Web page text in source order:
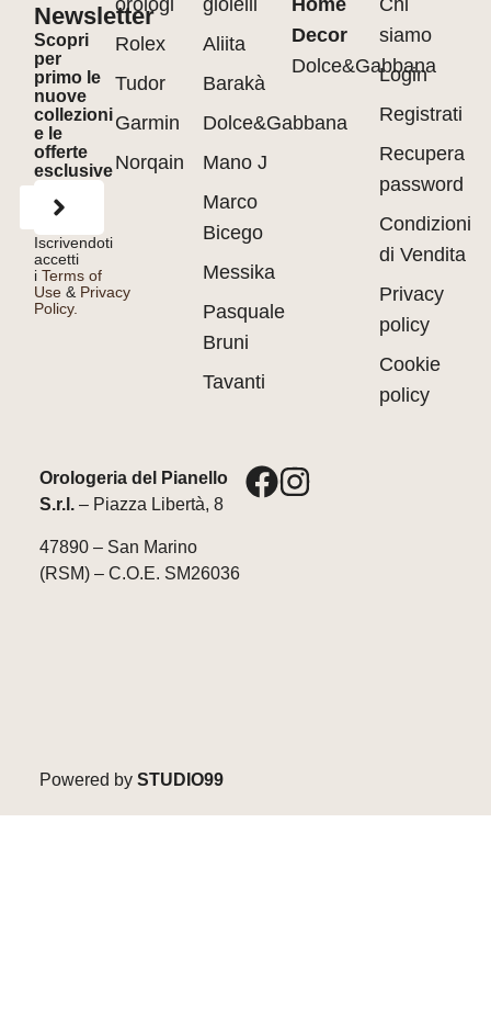
Newsletter
Scopri
per
primo le
nuove
collezioni
e le
offerte
esclusive
Iscrivendoti
accetti
iTerms of
Use & Privacy
Policy.
orologi
Rolex
Tudor
Garmin
Norqain
gioielli
Aliita
Barakà
Dolce&Gabbana
Mano J
Marco
Bicego
Messika
Pasquale
Bruni
Tavanti
Home
Decor
Dolce&Gabbana
Chi
siamo
Login
Registrati
Recupera
password
Condizioni
di Vendita
Privacy
policy
Cookie
policy
Orologeria del Pianello
S.r.l.– Piazza Libertà, 8
47890 – San Marino
(RSM) – C.O.E. SM26036
Powered by STUDIO99